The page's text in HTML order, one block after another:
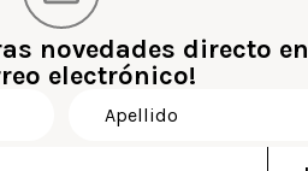
novedades directo en
electrónico!